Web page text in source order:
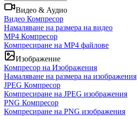
Видео & Аудио
Видео Компресор
Намаляване на размера на видео
MP4 Компресор
Компресиране на MP4 файлове
Изображение
Компресор на Изображения
Намаляване на размера на изображения
JPEG Компресор
Компресиране на JPEG изображения
PNG Компресор
Компресиране на PNG изображения